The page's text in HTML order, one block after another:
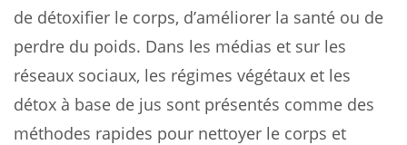
de détoxifier le corps, d’améliorer la santé ou de
perdre du poids. Dans les médias et sur les
réseaux sociaux, les régimes végétaux et les
détox à base de jus sont présentés comme des
méthodes rapides pour nettoyer le corps et